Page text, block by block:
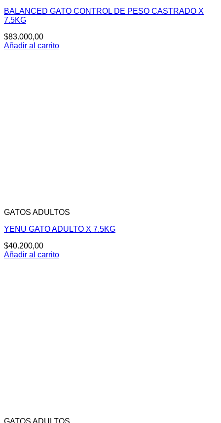
BALANCED GATO CONTROL DE PESO CASTRADO X
7.5KG
$83.000,00
Añadir al carrito
GATOS ADULTOS
YENU GATO ADULTO X 7.5KG
$40.200,00
Añadir al carrito